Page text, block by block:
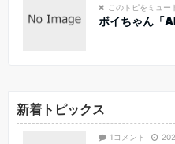
このトピをミュー
ボイちゃん「
新着トピックス
1コメント